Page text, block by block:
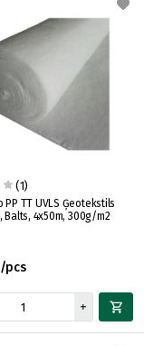
(1)
PP TT UVLS Ģeotekstils
Balts, 4x50m, 300g/m2
pcs